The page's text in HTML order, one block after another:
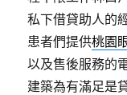
私下借貸助人的
患者們提供桃園
以及售後服務的
建築為有滿足是